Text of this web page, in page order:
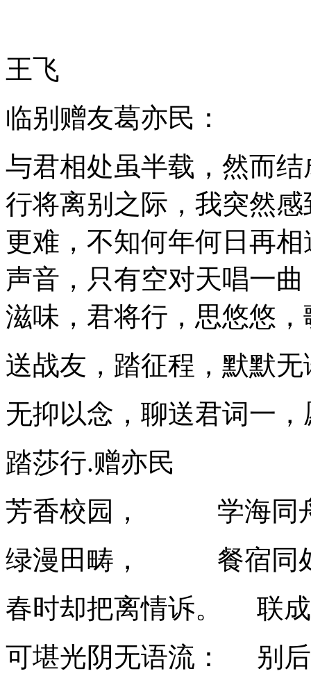
王飞
临别赠友葛亦民：
与君相处虽半载，然而
行将离别之际，我突然
更难，不知何年何日再
声音，只有空对天唱一
滋味，君将行，思悠悠
送战友，踏征程，默默
无抑以念，聊送君词一
踏莎行.赠亦民
芳香校园， 学海同
绿漫田畴， 餐宿同
春时却把离情诉。 联成
可堪光阴无语流： 别后